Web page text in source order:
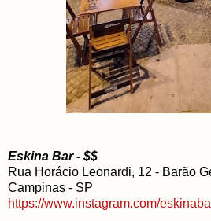
Eskina Bar - $$
Rua Horácio Leonardi, 12 - Barão
Campinas - SP
https://www.instagram.com/